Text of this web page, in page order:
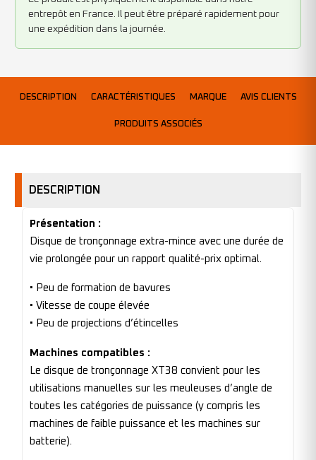
entrepôt en France. Il peut être préparé rapidement pour
une expédition dans la journée.
DESCRIPTION CARACTÉRISTIQUES MARQUE AVIS CLIENTS
PRODUITS ASSOCIÉS
DESCRIPTION
Présentation :
Disque de tronçonnage extra-mince avec une durée de
vie prolongée pour un rapport qualité-prix optimal.
• Peu de formation de bavures
• Vitesse de coupe élevée
• Peu de projections d’étincelles
Machines compatibles :
Le disque de tronçonnage XT38 convient pour les
utilisations manuelles sur les meuleuses d’angle de
toutes les catégories de puissance (y compris les
machines de faible puissance et les machines sur
batterie).